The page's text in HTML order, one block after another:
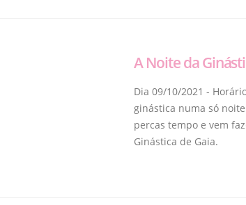
A Noite da
Dia 09/10/2021 -
ginástica numa só
percas tempo e vem
Ginástica de Gaia.